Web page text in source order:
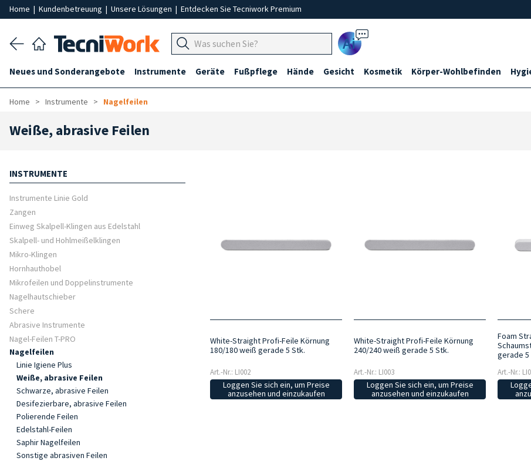
Home | Kundenbetreuung | Unsere Lösungen | Entdecken Sie Tecniwork Premium
Ai
Neues und Sonderangebote Instrumente Geräte Fußpflege Hände Gesicht Kosmetik Körper-Wohlbefinden
Home Instrumente Nagelfeilen
Weiße, abrasive Feilen
INSTRUMENTE
Instrumente Linie Gold
Zangen
Einweg Skalpell-Klingen aus Edelstahl
Skalpell- und Hohlmeißelklingen
Mikro-Klingen
Hornhauthobel
Mikrofeilen und Doppelinstrumente
Nagelhautschieber
Schere
Abrasive Instrumente
Nagel-Feilen T-PRO
Nagelfeilen
Linie Igiene Plus
Weiße, abrasive Feilen
Schwarze, abrasive Feilen
Desifezierbare, abrasive Feilen
Polierende Feilen
Edelstahl-Feilen
Saphir Nagelfeilen
Sonstige abrasiven Feilen
White-Straight Profi-Feile Körnung
180/180 weiß gerade 5 Stk.
Art.-Nr.: LI002
Loggen Sie sich ein, um Preise
anzusehen und einzukaufen
White-Straight Profi-Feile Körnung
240/240 weiß gerade 5 Stk.
Art.-Nr.: LI003
Loggen Sie sich ein, um Preise
anzusehen und einzukaufen
Foam
gerade 5
Art.-Nr.: